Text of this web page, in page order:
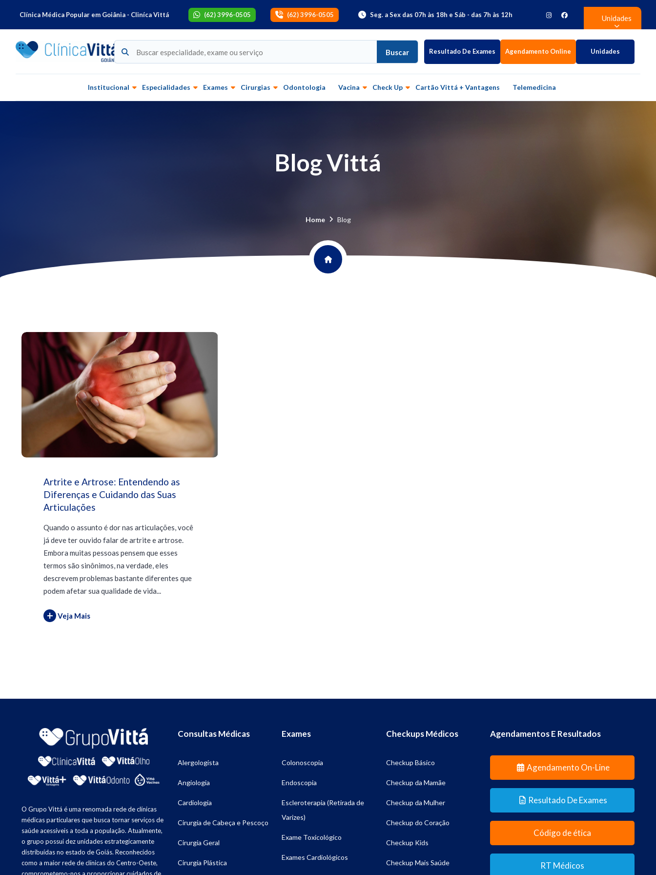
Clínica Médica Popular em Goiânia - Cliníca Vittá (62) 3996-0505 (62) 3996-0505 Seg. a Sex das 07h às 18h e Sáb - das 7h às 12h Unidades
Buscar Resultado De Exames Agendamento Online Unidades
Institucional Especialidades Exames Cirurgias Odontologia Vacina Check Up Cartão Vittá + Vantagens Telemedicina
Blog Vittá
Home Blog
Artrite e Artrose: Entendendo as
Diferenças e Cuidando das Suas
Articulações
Quando o assunto é dor nas articulações, você
já deve ter ouvido falar de artrite e artrose.
Embora muitas pessoas pensem que esses
termos são sinônimos, na verdade, eles
descrevem problemas bastante diferentes que
podem afetar sua qualidade de vida...
+ Veja Mais
O Grupo Vittá é uma renomada rede de clínicas
médicas particulares que busca tornar serviços de
saúde acessíveis a toda a população. Atualmente,
o grupo possui dez unidades estrategicamente
distribuídas no estado de Goiás. Reconhecidos
como a maior rede de clínicas do Centro-Oeste,
Consultas Médicas
Alergologista
Angiologia
Cardiologia
Cirurgia de Cabeça e Pescoço
Cirurgia Geral
Cirurgia Plástica
Exames
Colonoscopia
Endoscopia
Escleroterapia (Retirada de
Varizes)
Exame Toxicológico
Exames Cardiológicos
Checkups Médicos
Checkup Básico
Checkup da Mamãe
Checkup da Mulher
Checkup do Coração
Checkup Kids
Checkup Mais Saúde
Agendamentos E Resultados
Agendamento On-Line
Resultado De Exames
Código de ética
RT Médicos